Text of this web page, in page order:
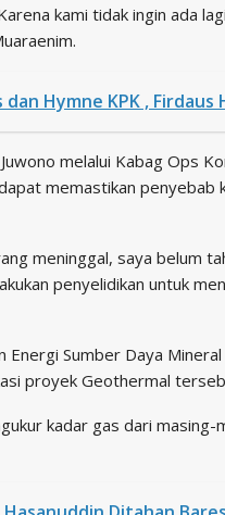
kami tidak ingin ada
dan Hymne KPK ,
melalui Kabag Ops
memastikan penyebab
meninggal, saya belum
penyelidikan untuk
Sumber Daya
proyek Geothermal
kadar gas dari